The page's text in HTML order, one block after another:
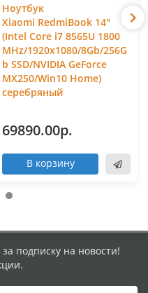
Ноутбук
Xiaomi RedmiBook 14"
(Intel Core i7 8565U 1800
MHz/1920x1080/8Gb/256G
b SSD/NVIDIA GeForce
MX250/Win10 Home)
серебряный
69890.00р.
В корзину
подписку на новости!